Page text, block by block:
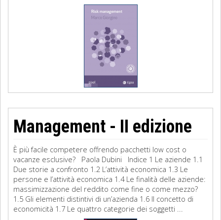
Management - II edizione
È più facile competere offrendo pacchetti low cost o
vacanze esclusive? Paola Dubini Indice 1 Le aziende 1.1
Due storie a confronto 1.2 L’attività economica 1.3 Le
persone e l’attività economica 1.4 Le finalità delle aziende:
massimizzazione del reddito come fine o come mezzo?
1.5 Gli elementi distintivi di un’azienda 1.6 Il concetto di
economicità 1.7 Le quattro categorie dei soggetti ...